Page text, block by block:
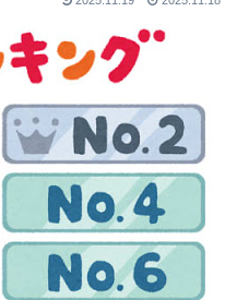
なぜフランス人はこれほど日本が好きなのか？中国ネット「中国人も日本が好き」
きかった